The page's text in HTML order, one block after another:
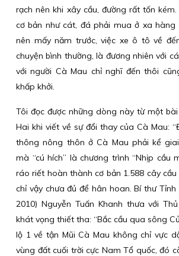
rạch nên khi xây cầu, đường rất tốn
cơ bản như cát, đá phải mua ở xa hàng
nên mấy năm trước, việc xe ô tô về
chuyện bình thường, là đương nhiên với
với người Cà Mau chỉ nghĩ đến thôi
khấp khởi.
Tôi đọc được những dòng này từ một
Hai khi viết về sự đổi thay của Cà Mau:
thông nông thôn ở Cà Mau phải kể
mà “cú hích” là chương trình “Nhịp cầu
ráo riết hoàn thành cơ bản 1.588 cây
chỉ vậy chưa đủ để hân hoan. Bí thư
2010) Nguyễn Tuấn Khanh thưa với
khát vọng thiết tha: “Bắc cầu qua sông
lộ 1 về tận Mũi Cà Mau không chỉ vực
vùng đất cuối trời cực Nam Tổ quốc, đó